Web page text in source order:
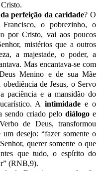
perfeição da caridade? O
Francisco, o pobrezinho, o
por Cristo, vai aos poucos
mistérios que a outros
a majestade, o poder, a
Mas encantava-se com
Menino e de sua Mãe
de Jesus, o Servo
paciência e a mansidão do
Aintimidade e o
sendo criado pelo diálogo e
de Deus, transformou
desejo: “fazer somente o
querer somente o que
que tudo, o espírito do
(RNB,9).